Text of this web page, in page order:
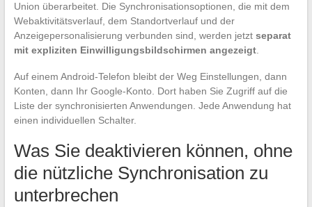
Union überarbeitet. Die Synchronisationsoptionen, die mit dem
Webaktivitätsverlauf, dem Standortverlauf und der
Anzeigepersonalisierung verbunden sind, werden jetzt separat
mit expliziten Einwilligungsbildschirmen angezeigt.
Auf einem Android-Telefon bleibt der Weg Einstellungen, dann
Konten, dann Ihr Google-Konto. Dort haben Sie Zugriff auf die
Liste der synchronisierten Anwendungen. Jede Anwendung hat
einen individuellen Schalter.
Was Sie deaktivieren können, ohne
die nützliche Synchronisation zu
unterbrechen